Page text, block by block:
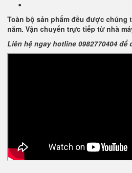
Toàn bộ sản phẩm đều được chúng
năm. Vận chuyển trực tiếp từ nhà
Liên hệ ngay hotline 0982770404 để